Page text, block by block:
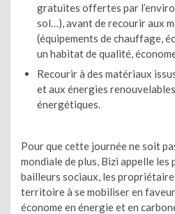
gratuites offertes par
sol…), avant de recourir aux
(équipements de chauffage,
un habitat de qualité,
Recourir à des matériaux
et aux énergies
énergétiques.
Pour que cette journée ne soit
mondiale de plus, Bizi appelle les
bailleurs sociaux, les
territoire à se mobiliser en faveur
économe en énergie et en